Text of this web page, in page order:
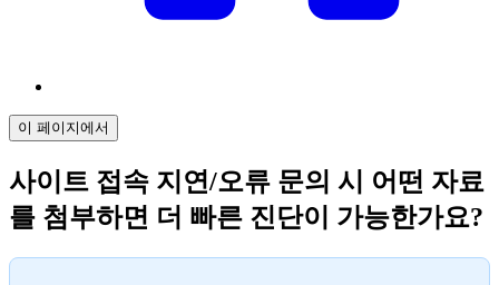
이 페이지에서
사이트 접속 지연/오류 문의 시 어떤 자료
를 첨부하면 더 빠른 진단이 가능한가요?